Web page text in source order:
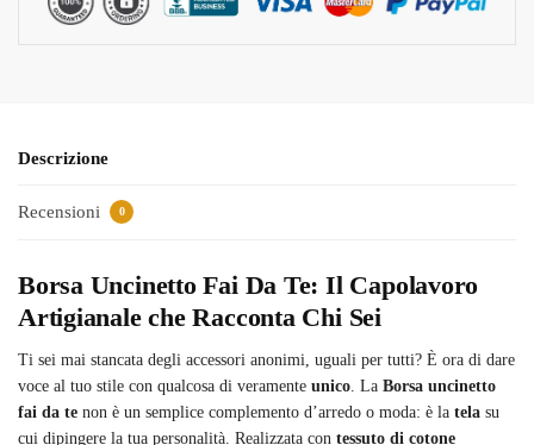
Descrizione
Recensioni 0
Borsa Uncinetto Fai Da Te: Il Capolavoro
Artigianale che Racconta Chi Sei
Ti sei mai stancata degli accessori anonimi, uguali per tutti? È ora di dare
voce al tuo stile con qualcosa di veramente unico. La Borsa uncinetto
fai da te non è un semplice complemento d’arredo o moda: è la tela su
cui dipingere la tua personalità. Realizzata con tessuto di cotone